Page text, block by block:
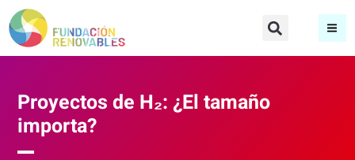
Proyectos de H₂: ¿El tamaño
importa?